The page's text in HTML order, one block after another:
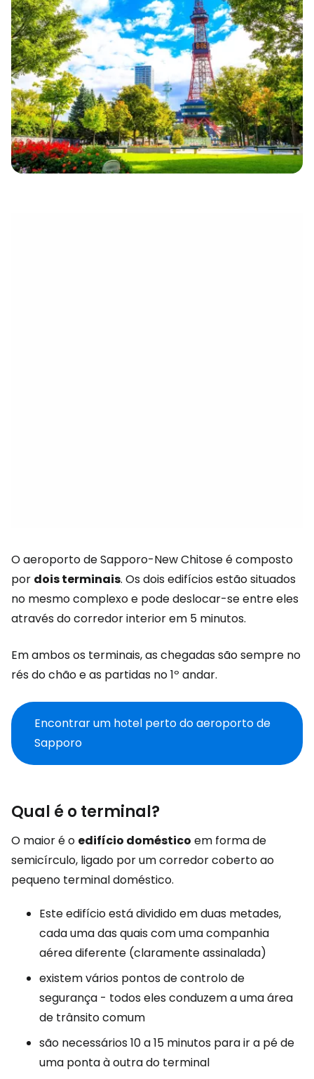
O aeroporto de Sapporo-New Chitose é composto
por dois terminais. Os dois edifícios estão situados
no mesmo complexo e pode deslocar-se entre eles
através do corredor interior em 5 minutos.
Em ambos os terminais, as chegadas são sempre no
rés do chão e as partidas no 1º andar.
Encontrar um hotel perto do aeroporto de
Sapporo
Qual é o terminal?
O maior é o edifício doméstico em forma de
semicírculo, ligado por um corredor coberto ao
pequeno terminal doméstico.
Este edifício está dividido em duas metades,
cada uma das quais com uma companhia
aérea diferente (claramente assinalada)
existem vários pontos de controlo de
segurança - todos eles conduzem a uma área
de trânsito comum
são necessários 10 a 15 minutos para ir a pé de
uma ponta à outra do terminal
eletrónico